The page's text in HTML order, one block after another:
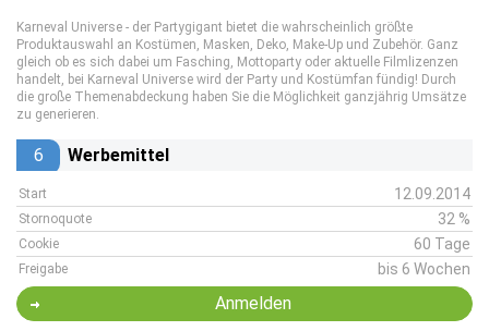
Karneval Universe - der Partygigant bietet die wahrscheinlich größte
Produktauswahl an Kostümen, Masken, Deko, Make-Up und Zubehör. Ganz
gleich ob es sich dabei um Fasching, Mottoparty oder aktuelle Filmlizenzen
handelt, bei Karneval Universe wird der Party und Kostümfan fündig! Durch
die große Themenabdeckung haben Sie die Möglichkeit ganzjährig Umsätze
zu generieren.
6 Werbemittel
Start 12.09.2014
Stornoquote 32 %
Cookie 60 Tage
Freigabe bis 6 Wochen
Anmelden